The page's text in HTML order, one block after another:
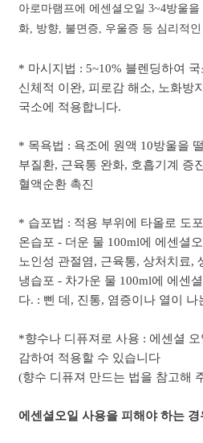
아로마램프에 에센셜오일 3~4방울
화, 방향, 불면증, 우울증 등 심리적
* 마시지법 : 5~10% 블렌딩하여
신체적 이완, 피로감 해소, 노화방
국소에 적용합니다.
* 목욕법 : 욕조에 원액 10방울을
부질환, 근육통 완화, 호흡기계 증
혈액순환 촉진
* 습포법 : 적용 부위에 타올로 도
온습포 - 더운 물 100ml에 에센셜
노인성 관절염, 근육통, 상처치료,
냉습포 - 차가운 물 100ml에 에센
다. : 삔 데, 진통, 염증이나 열이 나
*향수나 디퓨져로 사용 : 에센셜
감하여 적용할 수 있습니다
(향수 디퓨져 만드는 법을 참고해
에센셜오일 사용을 피해야 하는 경